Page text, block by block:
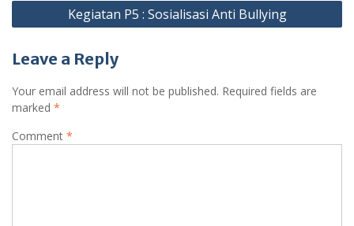
Kegiatan P5 : Sosialisasi Anti Bullying
Leave a Reply
Your email address will not be published. Required fields are
marked *
Comment *